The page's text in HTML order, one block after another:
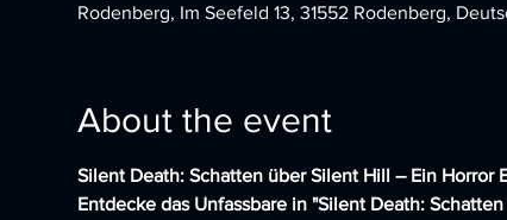
Rodenberg, Im Seefeld 13, 31552 Rodenberg,
About the event
Silent Death: Schatten über Silent Hill – Ein Horror
Entdecke das Unfassbare in "Silent Death: